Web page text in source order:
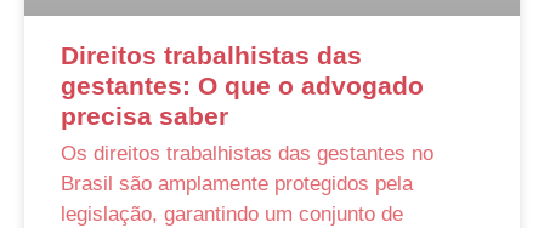
Direitos trabalhistas das
gestantes: O que o advogado
precisa saber
Os direitos trabalhistas das gestantes no
Brasil são amplamente protegidos pela
legislação, garantindo um conjunto de